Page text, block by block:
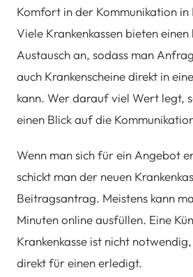
Komfort in der Kommunikation in
Viele Krankenkassen bieten
Austausch an, sodass man
auch Krankenscheine direkt in
kann. Wer darauf viel Wert legt,
einen Blick auf die
Wenn man sich für ein Angebot
schickt man der neuen
Beitragsantrag. Meistens kann
Minuten online ausfüllen. Eine
Krankenkasse ist nicht
direkt für einen erledigt.